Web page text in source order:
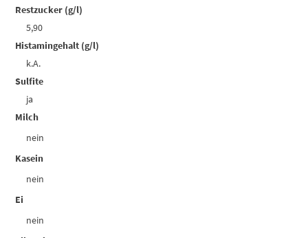
Restzucker (g/l)
5,90
Histamingehalt (g/l)
k.A.
Sulfite
ja
Milch
nein
Kasein
nein
Ei
nein